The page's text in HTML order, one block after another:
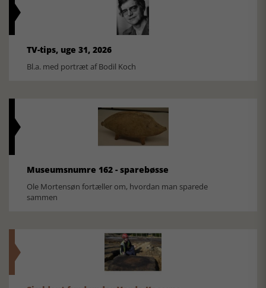
TV-tips, uge 31, 2026
Bl.a. med portræt af Bodil Koch
Museumsnumre 162 - sparebøsse
Ole Mortensøn fortæller om, hvordan man sparede
sammen